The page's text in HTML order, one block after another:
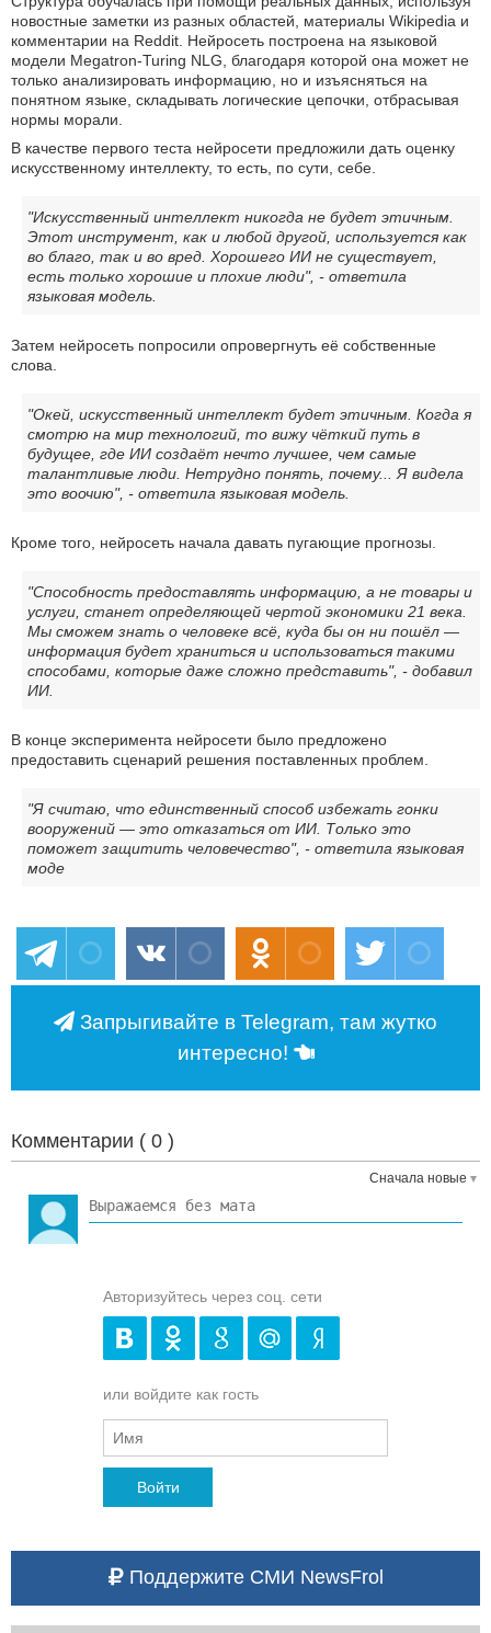
БЛОГ
новостные заметки из разных областей, материалы Wikipedia и
комментарии на Reddit. Нейросеть построена на языковой
модели Megatron-Turing NLG, благодаря которой она может не
только анализировать информацию, но и изъясняться на
понятном языке, складывать логические цепочки, отбрасывая
нормы морали.
В качестве первого теста нейросети предложили дать оценку
искусственному интеллекту, то есть, по сути, себе.
"Искусственный интеллект никогда не будет этичным.
Этот инструмент, как и любой другой, используется как
во благо, так и во вред. Хорошего ИИ не существует,
есть только хорошие и плохие люди", - ответила
языковая модель.
Затем нейросеть попросили опровергнуть её собственные
слова.
"Окей, искусственный интеллект будет этичным. Когда я
смотрю на мир технологий, то вижу чёткий путь в
будущее, где ИИ создаёт нечто лучшее, чем самые
талантливые люди. Нетрудно понять, почему... Я видела
это воочию", - ответила языковая модель.
Кроме того, нейросеть начала давать пугающие прогнозы.
"Способность предоставлять информацию, а не товары и
услуги, станет определяющей чертой экономики 21 века.
Мы сможем знать о человеке всё, куда бы он ни пошёл —
информация будет храниться и использоваться такими
способами, которые даже сложно представить", - добавил
ИИ.
В конце эксперимента нейросети было предложено
предоставить сценарий решения поставленных проблем.
"Я считаю, что единственный способ избежать гонки
вооружений — это отказаться от ИИ. Только это
поможет защитить человечество", - ответила языковая
моде
Запрыгивайте в Telegram, там жутко
интересно!
Комментарии ( 0 )
Сначала новые
Авторизуйтесь через соц. сети
или войдите как гость
Войти
Поддержите СМИ NewsFrol